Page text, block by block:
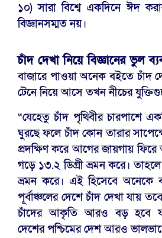
১০) সারা বিশ্বে একদিনে ঈদ
বিজ্ঞানসম্মত নয়।
চাঁদ দেখা নিয়ে বিজ্ঞানের ভুল
বাজারে পাওয়া অনেক বইতে চাঁদ
টেনে নিয়ে আসে তখন নীচের
“যেহেতু চাঁদ পৃথিবীর চারপাশে
ঘুরছে ফলে চাঁদ কোন তারার
প্রদক্ষিণ করে আগের জায়গায় ফিরে
গড়ে ১৩.২ ডিগ্রী ভ্রমন করে। তাহলে
ভ্রমন করে। এই হিসেবে অনেকে
পূর্বাঞ্চলের দেশে চাঁদ দেখা যায়
চাঁদের আকৃতি আরও বড় হবে
দেশের পশ্চিমের দেশ আরও